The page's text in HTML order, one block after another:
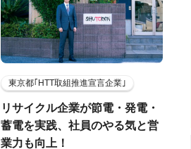
東京都｢HTT取組推進宣言企業｣
リサイクル企業が節電・発電・
蓄電を実践、社員のやる気と営
業力も向上！